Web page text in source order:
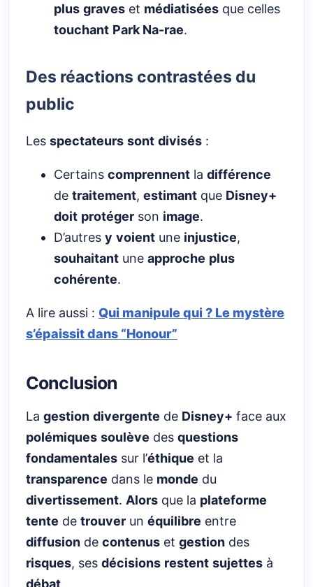
plus graves et médiatisées que celles
touchant Park Na-rae.
Des réactions contrastées du
public
Les spectateurs sont divisés :
Certains comprennent la différence
de traitement, estimant que Disney+
doit protéger son image.
D’autres y voient une injustice,
souhaitant une approche plus
cohérente.
A lire aussi : Qui manipule qui ? Le mystère
s’épaissit dans “Honour”
Conclusion
La gestion divergente de Disney+ face aux
polémiques soulève des questions
fondamentales sur l’éthique et la
transparence dans le monde du
divertissement. Alors que la plateforme
tente de trouver un équilibre entre
diffusion de contenus et gestion des
risques, ses décisions restent sujettes à
débat.